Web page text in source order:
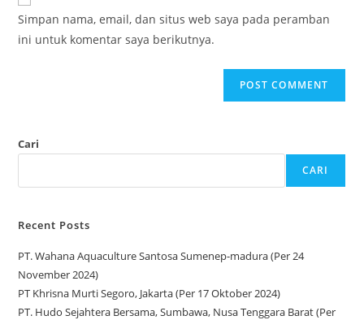
Simpan nama, email, dan situs web saya pada peramban
ini untuk komentar saya berikutnya.
Cari
CARI
Recent Posts
PT. Wahana Aquaculture Santosa Sumenep-madura (Per 24
November 2024)
PT Khrisna Murti Segoro, Jakarta (Per 17 Oktober 2024)
PT. Hudo Sejahtera Bersama, Sumbawa, Nusa Tenggara Barat (Per